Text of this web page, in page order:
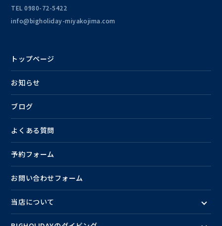
TEL0980-72-5422
info@bigholiday-miyakojima.com
トップページ
お知らせ
ブログ
よくある質問
予約フォーム
お問い合わせフォーム
当店について